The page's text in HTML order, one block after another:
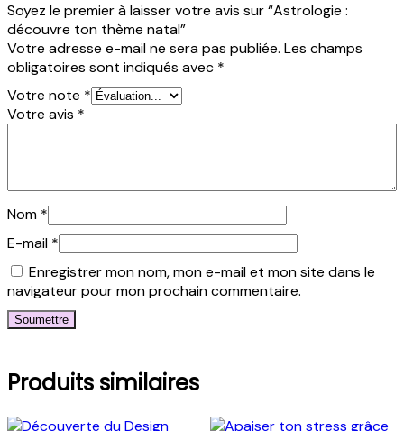
Soyez le premier à laisser votre avis sur “Astrologie :
découvre ton thème natal”
Votre adresse e-mail ne sera pas publiée. Les champs
obligatoires sont indiqués avec *
Votre note *
Votre avis *
Nom *
E-mail *
Enregistrer mon nom, mon e-mail et mon site dans le
navigateur pour mon prochain commentaire.
Produits similaires